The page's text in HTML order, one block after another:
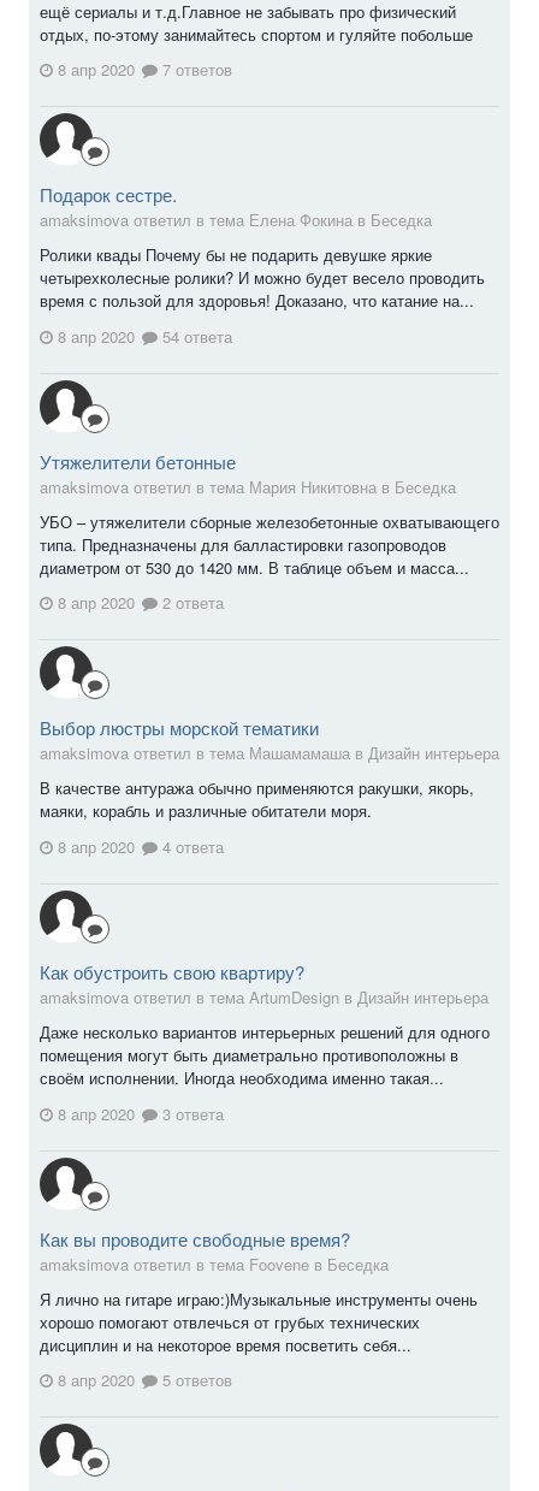
ещё сериалы и т.д.Главное не забывать про физический
отдых, по-этому занимайтесь спортом и гуляйте побольше
8 апр 2020
7 ответов
Подарок сестре.
amaksimova ответил в тема Елена Фокина в Беседка
Ролики квады Почему бы не подарить девушке яркие
четырехколесные ролики? И можно будет весело проводить
время с пользой для здоровья! Доказано, что катание на...
8 апр 2020
54 ответа
Утяжелители бетонные
amaksimova ответил в тема Мария Никитовна в Беседка
УБО – утяжелители сборные железобетонные охватывающего
типа. Предназначены для балластировки газопроводов
диаметром от 530 до 1420 мм. В таблице объем и масса...
8 апр 2020
2 ответа
Выбор люстры морской тематики
amaksimova ответил в тема Машамамаша в Дизайн интерьера
В качестве антуража обычно применяются ракушки, якорь,
маяки, корабль и различные обитатели моря.
8 апр 2020
4 ответа
Как обустроить свою квартиру?
amaksimova ответил в тема ArtumDesign в Дизайн интерьера
Даже несколько вариантов интерьерных решений для одного
помещения могут быть диаметрально противоположны в
своём исполнении. Иногда необходима именно такая...
8 апр 2020
3 ответа
Как вы проводите свободные время?
amaksimova ответил в тема Foovene в Беседка
Я лично на гитаре играю:)Музыкальные инструменты очень
хорошо помогают отвлечься от грубых технических
дисциплин и на некоторое время посветить себя...
8 апр 2020
5 ответов